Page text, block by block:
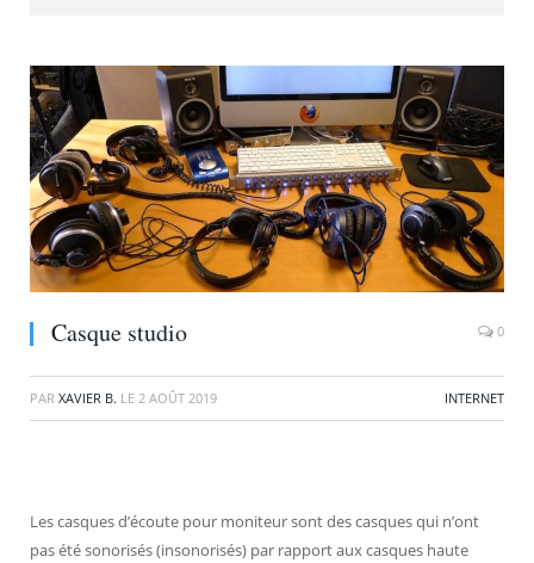
Casque studio 0
PAR XAVIER B. LE 2 AOÛT 2019 INTERNET
Les casques d’écoute pour moniteur sont des casques qui n’ont
pas été sonorisés (insonorisés) par rapport aux casques haute